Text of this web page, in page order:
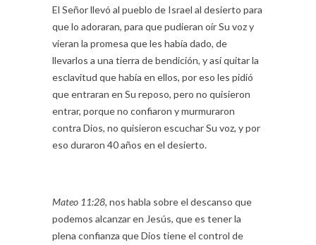
El Señor llevó al pueblo de Israel al desierto para
que lo adoraran, para que pudieran oír Su voz y
vieran la promesa que les había dado, de
llevarlos a una tierra de bendición, y así quitar la
esclavitud que había en ellos, por eso les pidió
que entraran en Su reposo, pero no quisieron
entrar, porque no confiaron y murmuraron
contra Dios, no quisieron escuchar Su voz, y por
eso duraron 40 años en el desierto.
Mateo 11:28, nos habla sobre el descanso que
podemos alcanzar en Jesús, que es tener la
plena confianza que Dios tiene el control de